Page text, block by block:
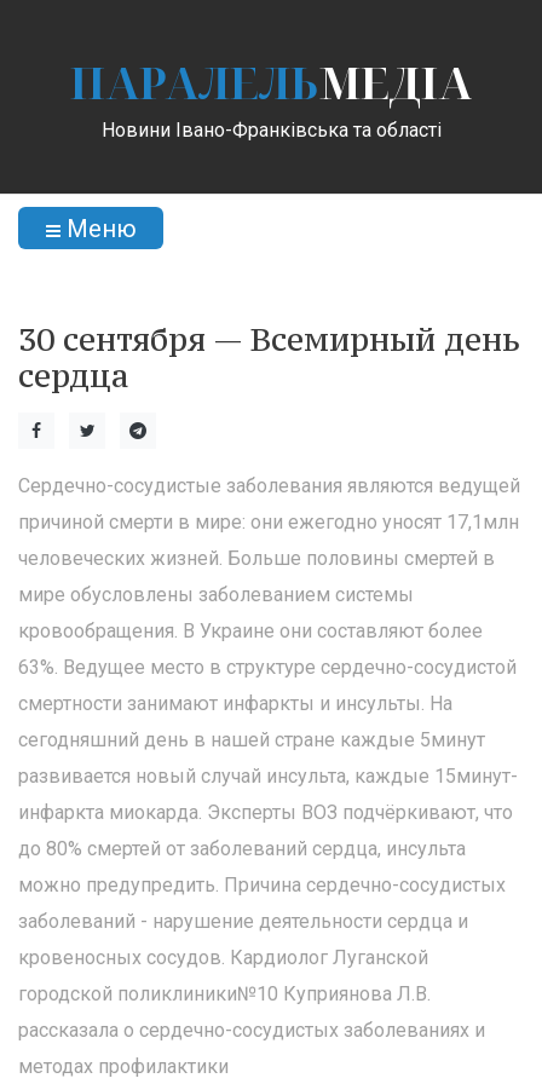
ПАРАЛЕЛЬМЕДІА
Новини Івано-Франківська та області
Меню
30 сентября — Всемирный день
сердца
Сердечно-сосудистые заболевания являются ведущей
причиной смерти в мире: они ежегодно уносят 17,1млн
человеческих жизней. Больше половины смертей в
мире обусловлены заболеванием системы
кровообращения. В Украине они составляют более
63%. Ведущее место в структуре сердечно-сосудистой
смертности занимают инфаркты и инсульты. На
сегодняшний день в нашей стране каждые 5минут
развивается новый случай инсульта, каждые 15минут-
инфаркта миокарда. Эксперты ВОЗ подчёркивают, что
до 80% смертей от заболеваний сердца, инсульта
можно предупредить. Причина сердечно-сосудистых
заболеваний - нарушение деятельности сердца и
кровеносных сосудов. Кардиолог Луганской
городской поликлиники№10 Куприянова Л.В.
рассказала о сердечно-сосудистых заболеваниях и
методах профилактики